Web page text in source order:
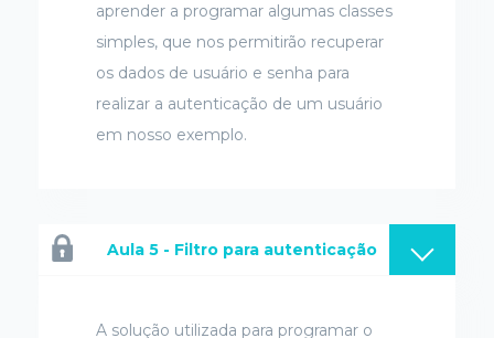
aprender a programar algumas classes
simples, que nos permitirão recuperar
os dados de usuário e senha para
realizar a autenticação de um usuário
em nosso exemplo.
Aula 5 - Filtro para autenticação
A solução utilizada para programar o